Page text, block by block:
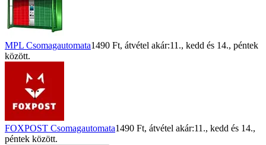
MPL Csomagautomata1490 Ft, átvétel akár:11., kedd és 14., péntek
között.
FOXPOST Csomagautomata1490 Ft, átvétel akár:11., kedd és 14.,
péntek között.